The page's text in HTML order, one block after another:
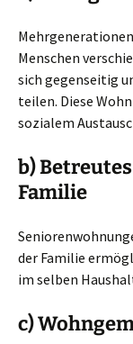
Menschen
sich gegenseitig
teilen. Diese
sozialem
b)
Familie
der Familie
im selben
c)